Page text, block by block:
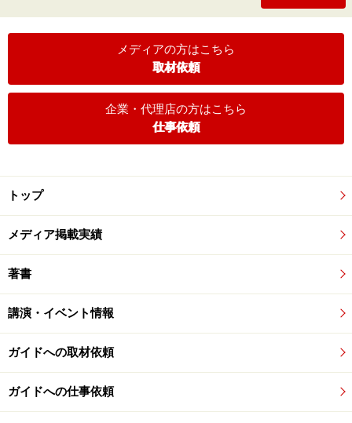
メディアの方はこちら
取材依頼
企業・代理店の方はこちら
仕事依頼
トップ
メディア掲載実績
著書
講演・イベント情報
ガイドへの取材依頼
ガイドへの仕事依頼